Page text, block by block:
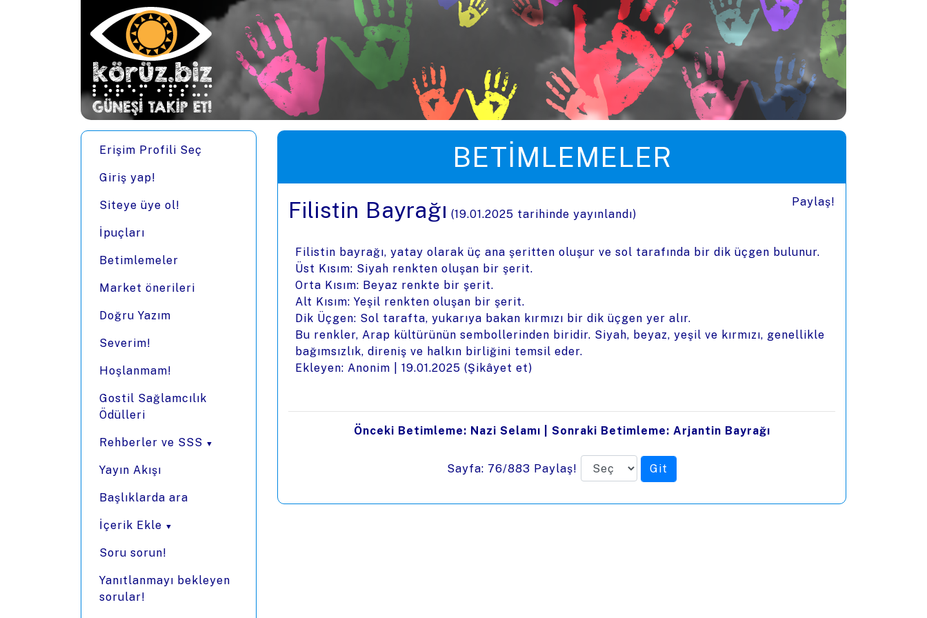
Ana içeriğe zıpla
Erişim Profili Seç
Giriş yap!
Siteye üye ol!
İpuçları
Betimlemeler
Market önerileri
Doğru Yazım
Severim!
Hoşlanmam!
Gostil Sağlamcılık
Ödülleri
Rehberler ve SSS
Yayın Akışı
Başlıklarda ara
İçerik Ekle
Soru sorun!
Yanıtlanmayı bekleyen
sorular!
BETIMLEMELER
Filistin Bayrağı (19.01.2025 tarihinde yayınlandı)
Paylaş!
Filistin bayrağı, yatay olarak üç ana şeritten oluşur ve sol tarafında bir dik üçgen bulunur.
Üst Kısım: Siyah renkten oluşan bir şerit.
Orta Kısım: Beyaz renkte bir şerit.
Alt Kısım: Yeşil renkten oluşan bir şerit.
Dik Üçgen: Sol tarafta, yukarıya bakan kırmızı bir dik üçgen yer alır.
Bu renkler, Arap kültürünün sembollerinden biridir. Siyah, beyaz, yeşil ve kırmızı, genellikle
bağımsızlık, direniş ve halkın birliğini temsil eder.
Ekleyen: Anonim | 19.01.2025 (Şikâyet et)
Önceki Betimleme: Nazi Selamı Sonraki Betimleme: Arjantin Bayrağı
Sayfa: 76/883 Paylaş!